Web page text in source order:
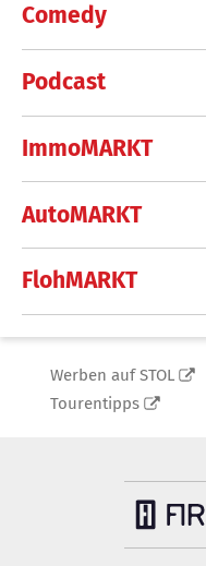
Comedy
Podcast
ImmoMARKT
AutoMARKT
FlohMARKT
Werben auf STOL
Tourentipps